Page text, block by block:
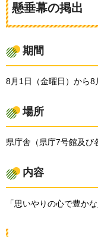
懸垂幕の掲出
期間
8月1日（金曜日）から
場所
県庁舎（県庁7号館及び
内容
「思いやりの心で豊か